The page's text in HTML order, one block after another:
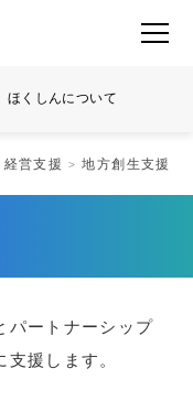
ほくしんについて
経営支援 地方創生支援
パートナーシップ
援します。